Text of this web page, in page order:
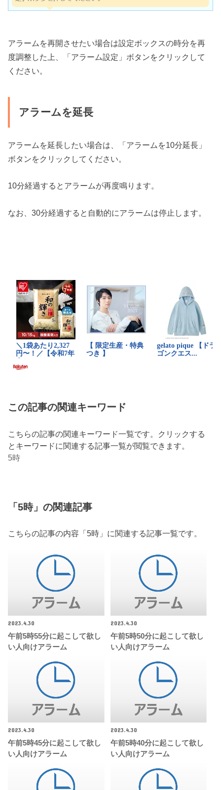
アラームを再開させたい場合は設定ボックスの時分を再
度調整した上、「アラーム設定」ボタンをクリックして
ください。
アラームを延長
アラームを延長したい場合は、「アラームを10分延長」
ボタンをクリックしてください。
10分経過するとアラームが再度鳴ります。
なお、30分経過すると自動的にアラームは停止します。
この記事の関連キーワード
こちらの記事の関連キーワード一覧です。クリックする
とキーワードに関連する記事一覧が閲覧できます。
5時
「5時」の関連記事
こちらの記事の内容「5時」に関連する記事一覧です。
2023.4.30
午前5時55分に起こして欲し
い人向けアラーム
2023.4.30
午前5時50分に起こして欲し
い人向けアラーム
2023.4.30
午前5時45分に起こして欲し
い人向けアラーム
2023.4.30
午前5時40分に起こして欲し
い人向けアラーム